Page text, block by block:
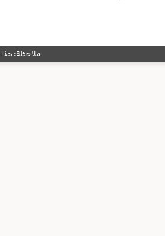
ملاحظة: هذا